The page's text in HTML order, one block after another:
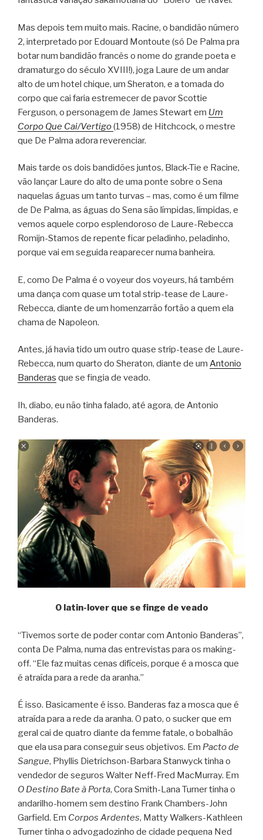
Mas depois tem muito mais. Racine, o bandidão número
2, interpretado por Edouard Montoute (só De Palma pra
botar num bandidão francês o nome do grande poeta e
dramaturgo do século XVIII!), joga Laure de um andar
alto de um hotel chique, um Sheraton, e a tomada do
corpo que cai faria estremecer de pavor Scottie
Ferguson, o personagem de James Stewart em Um
Corpo Que Cai/Vertigo(1958) de Hitchcock, o mestre
que De Palma adora reverenciar.
Mais tarde os dois bandidões juntos, Black-Tie e Racine,
vão lançar Laure do alto de uma ponte sobre o Sena
naquelas águas um tanto turvas – mas, como é um filme
de De Palma, as águas do Sena são límpidas, límpidas, e
vemos aquele corpo esplendoroso de Laure-Rebecca
Romijn-Stamos de repente ficar peladinho, peladinho,
porque vai em seguida reaparecer numa banheira.
E, como De Palma é o voyeur dos voyeurs, há também
uma dança com quase um total strip-tease de Laure-
Rebecca, diante de um homenzarrão fortão a quem ela
chama de Napoleon.
Antes, já havia tido um outro quase strip-tease de Laure-
Rebecca, num quarto do Sheraton, diante de um Antonio
Banderas que se fingia de veado.
Ih, diabo, eu não tinha falado, até agora, de Antonio
Banderas.
O latin-lover que se finge de veado
“Tivemos sorte de poder contar com Antonio Banderas”,
conta De Palma, numa das entrevistas para os making-
off. “Ele faz muitas cenas difíceis, porque é a mosca que
é atraída para a rede da aranha.”
É isso. Basicamente é isso. Banderas faz a mosca que é
atraída para a rede da aranha. O pato, o sucker que em
geral cai de quatro diante da femme fatale, o bobalhão
que ela usa para conseguir seus objetivos. Em Pacto de
Sangue, Phyllis Dietrichson-Barbara Stanwyck tinha o
vendedor de seguros Walter Neff-Fred MacMurray. Em
O Destino Bate à Porta, Cora Smith-Lana Turner tinha o
andarilho-homem sem destino Frank Chambers-John
Garfield. Em Corpos Ardentes, Matty Walkers-Kathleen
Turner tinha o advogadozinho de cidade pequena Ned